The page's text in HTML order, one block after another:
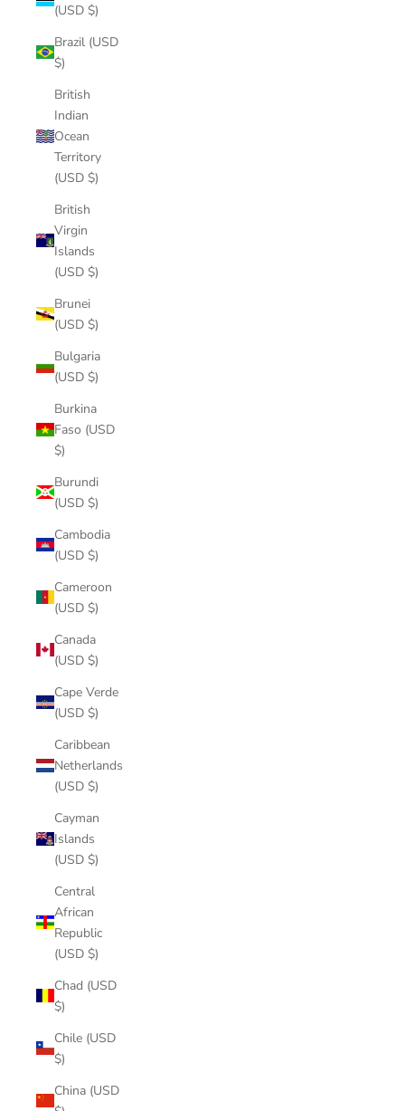
(USD $)
Brazil (USD
$)
British
Indian
Ocean
Territory
(USD $)
British
Virgin
Islands
(USD $)
Brunei
(USD $)
Bulgaria
(USD $)
Burkina
Faso (USD
$)
Burundi
(USD $)
Cambodia
(USD $)
Cameroon
(USD $)
Canada
(USD $)
Cape Verde
(USD $)
Caribbean
Netherlands
(USD $)
Cayman
Islands
(USD $)
Central
African
Republic
(USD $)
Chad (USD
$)
Chile (USD
$)
China (USD